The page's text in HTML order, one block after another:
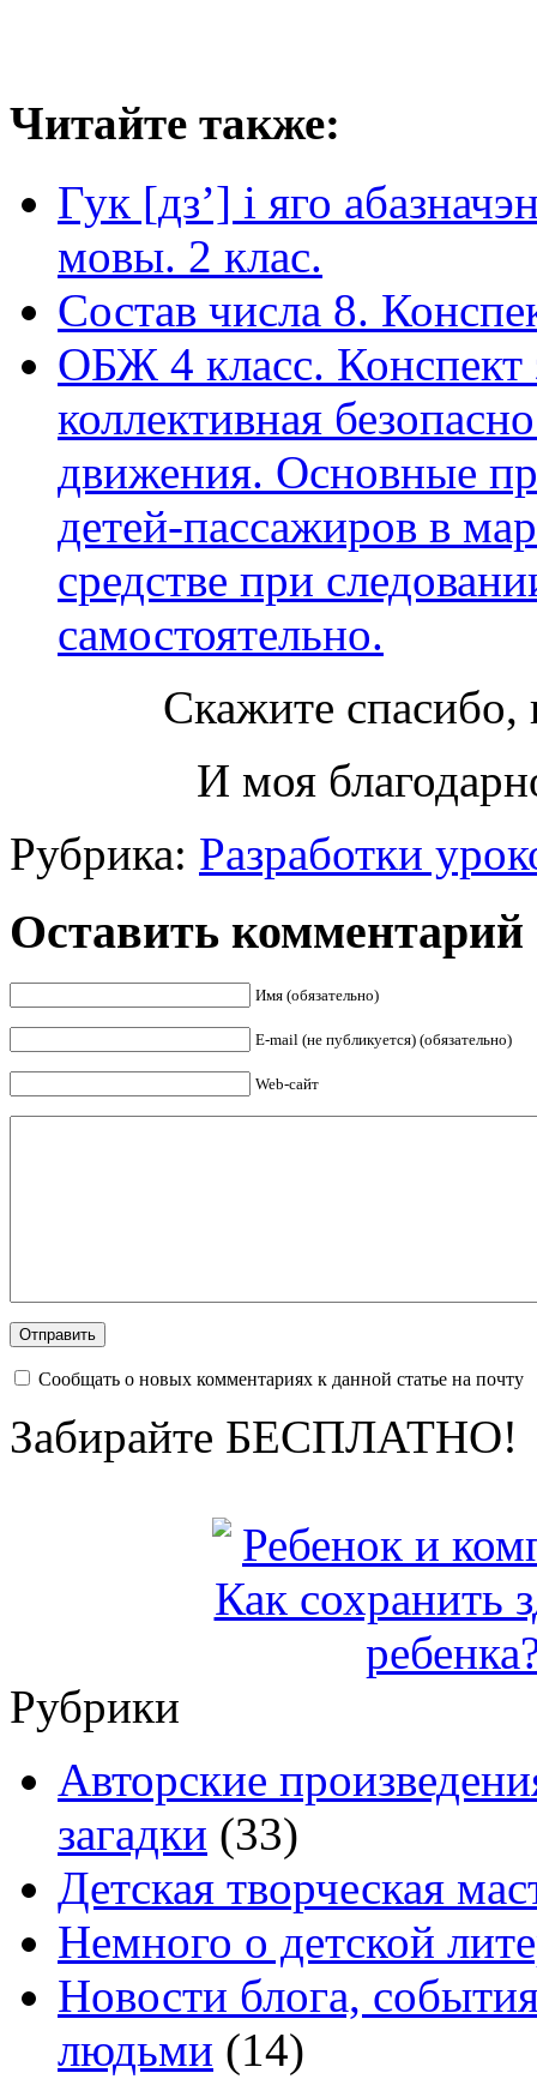
Читайте также:
Гук [дз’] і яго
мовы. 2 клас.
Состав числа 8.
ОБЖ 4 класс. Конспект
коллективная
движения. Основные
детей-пассажиров в
средстве при
самостоятельно.
Скажите спасибо,
И моя
Рубрика: Разработки
Оставить комментарий
Имя (обязательно)
E-mail (не публикуется) (обязательно)
Web-сайт
Сообщать о новых комментариях к данной статье на почту
Забирайте БЕСПЛАТНО!
Рубрики
Авторские
загадки (33)
Детская творческая
Немного о детской
Новости блога,
людьми (14)